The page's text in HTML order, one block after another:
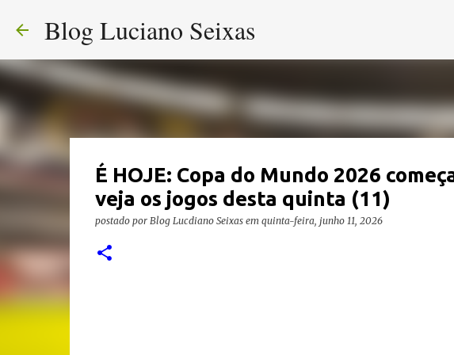
Blog Luciano Seixas
É HOJE: Copa do Mundo 2026
veja os jogos desta quinta (11)
postado por Blog Lucdiano Seixas em quinta-feira, junho 11, 2026